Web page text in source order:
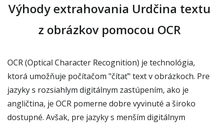
Výhody extrahovania Urdčina textu
z obrázkov pomocou OCR
OCR (Optical Character Recognition) je technológia,
ktorá umožňuje počítačom "čítať" text v obrázkoch. Pre
jazyky s rozsiahlym digitálnym zastúpením, ako je
angličtina, je OCR pomerne dobre vyvinuté a široko
dostupné. Avšak, pre jazyky s menším digitálnym